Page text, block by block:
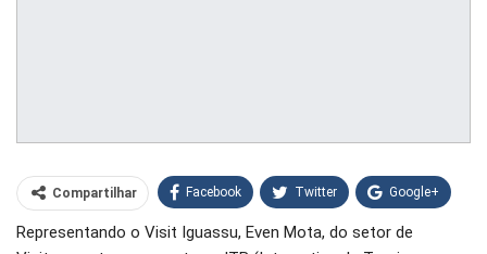
Compartilhar Facebook Twitter Google+
WhatsApp Pinterest
Representando o Visit Iguassu, Even Mota, do setor de